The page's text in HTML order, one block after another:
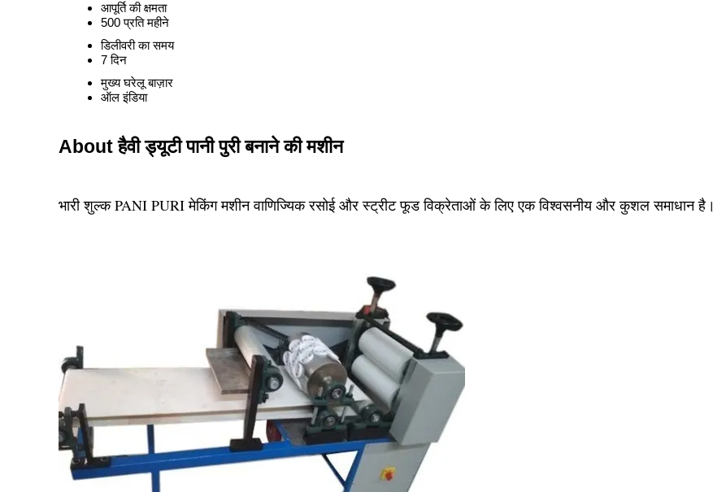
आपूर्ति की क्षमता
500 प्रति महीने
डिलीवरी का समय
7 दिन
मुख्य घरेलू बाज़ार
ऑल इंडिया
About हैवी ड्यूटी पानी पुरी बनाने की मशीन
भारी शुल्क PANI PURI मेकिंग मशीन वाणिज्यिक रसोई और स्ट्रीट फूड विक्रेताओं के लिए एक विश्वसनीय और कुशल समाधान है।